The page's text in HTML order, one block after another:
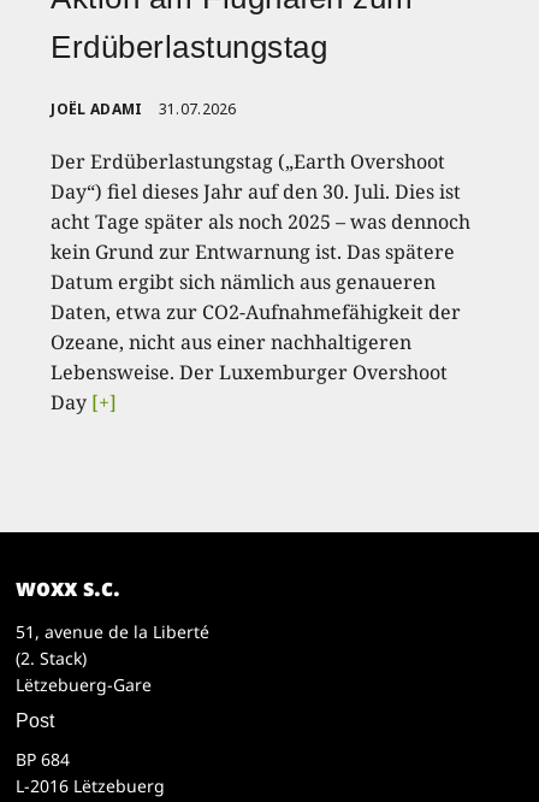
Erdüberlastungstag
JOËL ADAMI 31.07.2026
Der Erdüberlastungstag („Earth Overshoot
Day“) fiel dieses Jahr auf den 30. Juli. Dies ist
acht Tage später als noch 2025 – was dennoch
kein Grund zur Entwarnung ist. Das spätere
Datum ergibt sich nämlich aus genaueren
Daten, etwa zur CO2-Aufnahmefähigkeit der
Ozeane, nicht aus einer nachhaltigeren
Lebensweise. Der Luxemburger Overshoot
Day [+]
woxx s.c.
51, avenue de la Liberté
(2. Stack)
Lëtzebuerg-Gare
Post
BP 684
L-2016 Lëtzebuerg